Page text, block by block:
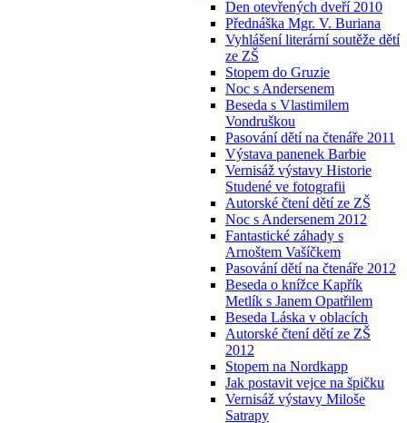
Den otevřených dveří 2010
Přednáška Mgr. V. Buriana
Vyhlášení literární soutěže dětí
ze ZŠ
Stopem do Gruzie
Noc s Andersenem
Beseda s Vlastimilem
Vondruškou
Pasování dětí na čtenáře 2011
Výstava panenek Barbie
Vernisáž výstavy Historie
Studené ve fotografii
Autorské čtení dětí ze ZŠ
Noc s Andersenem 2012
Fantastické záhady s
Arnoštem Vašíčkem
Pasování dětí na čtenáře 2012
Beseda o knížce Kapřík
Metlík s Janem Opatřilem
Beseda Láska v oblacích
Autorské čtení dětí ze ZŠ
2012
Stopem na Nordkapp
Jak postavit vejce na špičku
Vernisáž výstavy Miloše
Satrapy